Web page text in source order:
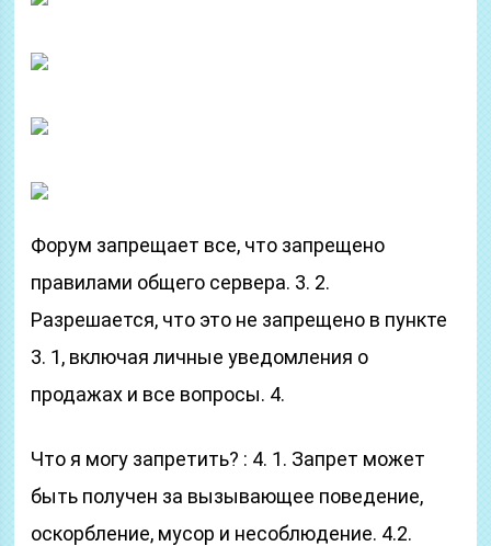
Форум запрещает все, что запрещено
правилами общего сервера. 3. 2.
Разрешается, что это не запрещено в пункте
3. 1, включая личные уведомления о
продажах и все вопросы. 4.
Что я могу запретить? : 4. 1. Запрет может
быть получен за вызывающее поведение,
оскорбление, мусор и несоблюдение. 4.2.